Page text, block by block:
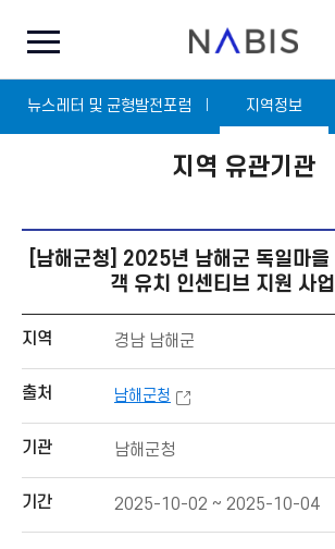
N
A
I
S
전
체
뉴
기
뉴스레터 및 균형발전포럼 지역정보
지역 유관기관
[남해군청] 2025년 남해군 독일마
객 유치 인센티브 지원 사
지역 경남 남해군
출처 남해군청
기관 남해군청
기간 2025-10-02 ~ 2025-10-04